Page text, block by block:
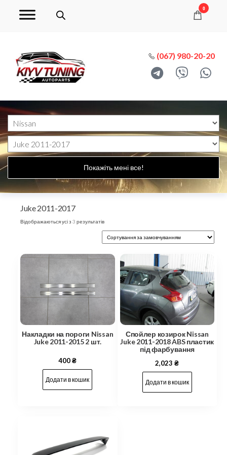
0
(067) 980-20-20
Покажіть мені все!
Juke 2011-2017
Відображаються усі з 3 результатів
Накладки на пороги Nissan
Juke 2011-2015 2 шт.
400₴
Додати в кошик
Спойлер козирок Nissan
Juke 2011-2018 ABS пластик
під фарбування
2,023₴
Додати в кошик